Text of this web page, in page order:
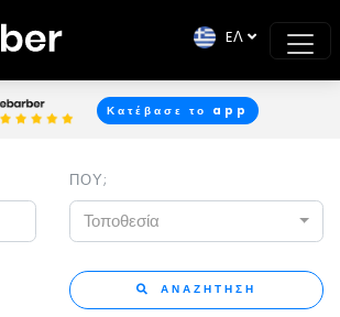
Κατέβασε το app
EΛ
ΠΟΥ;
Τοποθεσία
ΑΝΑΖΗΤΗΣΗ